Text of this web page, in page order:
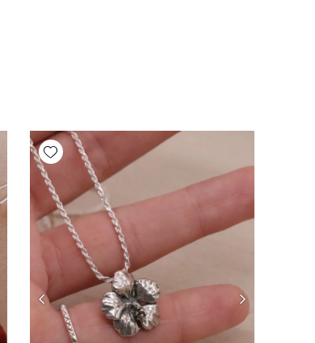
Add wishlist